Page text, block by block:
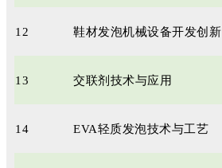
12 鞋材发泡机械设备开发创新
13 交联剂技术与应用
14 EVA轻质发泡技术与工艺